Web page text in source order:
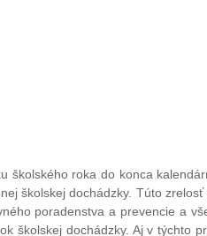
roka do konca
školskej dochádzky. Túto
poradenstva a prevencie a
školskej dochádzky. Aj v týchto